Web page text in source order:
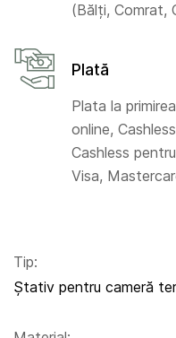
Tip:
Ștativ pentru cameră
(Bălți, Comrat,
Plată
Plata la
online,
Cashless
Visa,